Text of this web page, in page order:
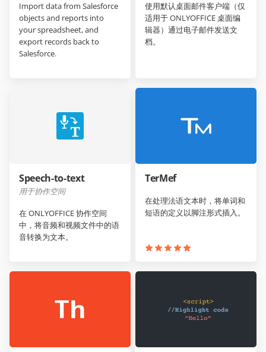
Import data from Salesforce
objects and reports into
your spreadsheet, and
export records back to
Salesforce.
使用默认桌面邮件客户端（仅
适用于 ONLYOFFICE 桌面编
辑器）通过电子邮件发送文
档。
Speech-to-text
用于协作空间
在 ONLYOFFICE 协作空间
中，将音频和视频文件中的语
音转换为文本。
TerMef
在处理法语文本时，将单词和
短语的定义以脚注形式插入。